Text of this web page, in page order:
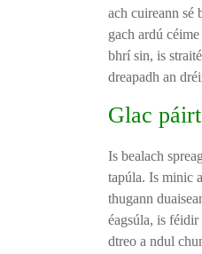
ach cuireann sé
gach ardú
bhrí sin, is
dreapadh an
Glac
Is bealach
tapúla. Is minic
thugann
éagsúla, is
dtreo a ndul